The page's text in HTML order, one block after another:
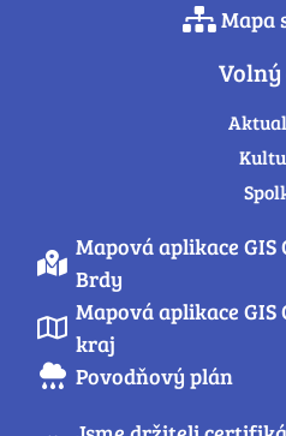
Mapa
Volný
Mapová aplikace
Brdy
Mapová aplikace
kraj
Povodňový plán